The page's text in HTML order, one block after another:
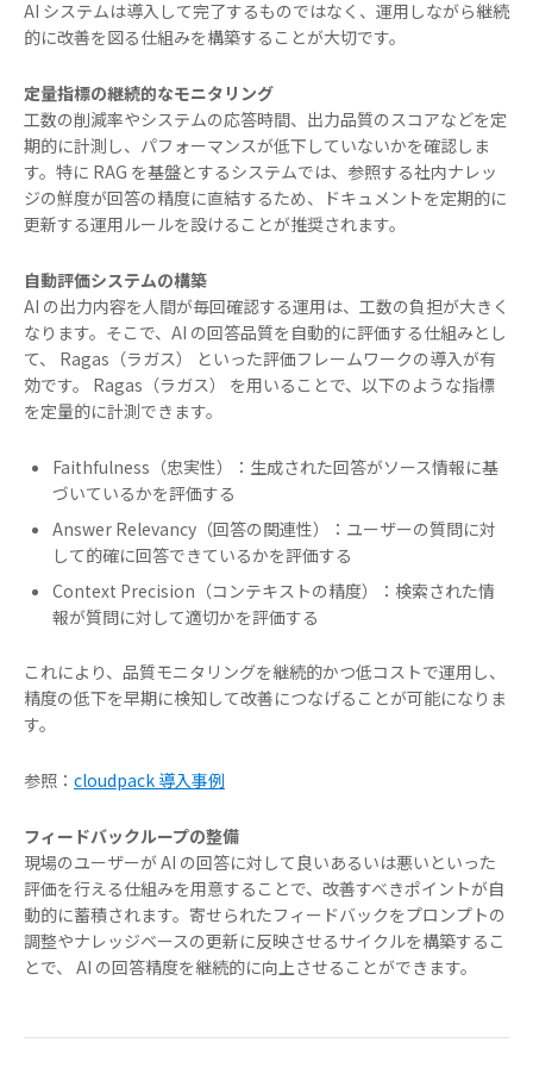
AI システムは導入して完了するものではなく、運用しながら継続
的に改善を図る仕組みを構築することが大切です。
定量指標の継続的なモニタリング
工数の削減率やシステムの応答時間、出力品質のスコアなどを定
期的に計測し、パフォーマンスが低下していないかを確認しま
す。特に RAG を基盤とするシステムでは、参照する社内ナレッ
ジの鮮度が回答の精度に直結するため、ドキュメントを定期的に
更新する運用ルールを設けることが推奨されます。
自動評価システムの構築
AI の出力内容を人間が毎回確認する運用は、工数の負担が大きく
なります。そこで、AI の回答品質を自動的に評価する仕組みとし
て、 Ragas（ラガス） といった評価フレームワークの導入が有
効です。 Ragas（ラガス） を用いることで、以下のような指標
を定量的に計測できます。
Faithfulness（忠実性）：生成された回答がソース情報に基
づいているかを評価する
Answer Relevancy（回答の関連性）：ユーザーの質問に対
して的確に回答できているかを評価する
Context Precision（コンテキストの精度）：検索された情
報が質問に対して適切かを評価する
これにより、品質モニタリングを継続的かつ低コストで運用し、
精度の低下を早期に検知して改善につなげることが可能になりま
す。
参照： cloudpack 導入事例
フィードバックループの整備
現場のユーザーが AI の回答に対して良いあるいは悪いといった
評価を行える仕組みを用意することで、改善すべきポイントが自
動的に蓄積されます。寄せられたフィードバックをプロンプトの
調整やナレッジベースの更新に反映させるサイクルを構築するこ
とで、 AI の回答精度を継続的に向上させることができます。